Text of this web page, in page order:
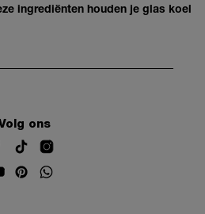
ingrediënten houden je glas koel
ons